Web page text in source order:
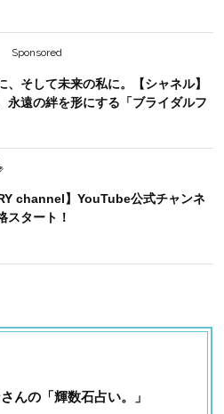
Sponsored
、そして未来の私に。【シャネル】
永遠の絆を形にする「ブライダルフ
channel】YouTube公式チャンネ
スタート！
んの「輝数石占い。」